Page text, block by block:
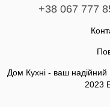
+38 067 777
Дом Кухні - ваш надійний
2023